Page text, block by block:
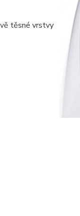
těsné vrstvy